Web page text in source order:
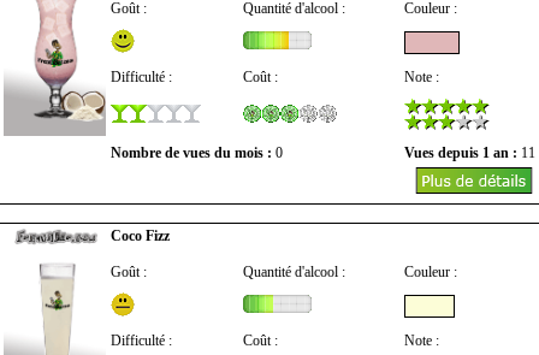
Goût : Quantité d'alcool : Couleur :
Difficulté : Coût : Note :
Nombre de vues du mois : 0 Vues depuis 1 an : 11
Coco Fizz
Goût : Quantité d'alcool : Couleur :
Difficulté : Coût : Note :